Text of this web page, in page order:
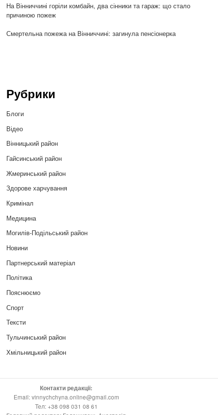
На Вінниччині горіли комбайн, два сінники та гараж: що стало
причиною пожеж
Смертельна пожежа на Вінниччині: загинула пенсіонерка
Рубрики
Блоги
Відео
Вінницький район
Гайсинський район
Жмеринський район
Здорове харчування
Кримінал
Медицина
Могилів-Подільський район
Новини
Партнерський матеріал
Політика
Пояснюємо
Спорт
Тексти
Тульчинський район
Хмільницький район
Контакти редакції:
Email: vinnychchyna.online@gmail.com
Тел: +38 098 031 08 61